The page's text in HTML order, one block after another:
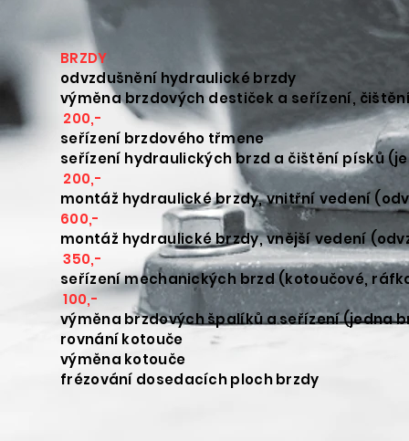
odvzdušnění
výměna brzdových destiček a
200,-
seřízení
seřízení hydraulických brzd
200,-
montáž hydraulické brzdy,
600,-
montáž hydraulické brzdy,
350,-
seřízení mechanických brzd
100,-
výměna brzdových špalíků
rovnání
výměna
frézování